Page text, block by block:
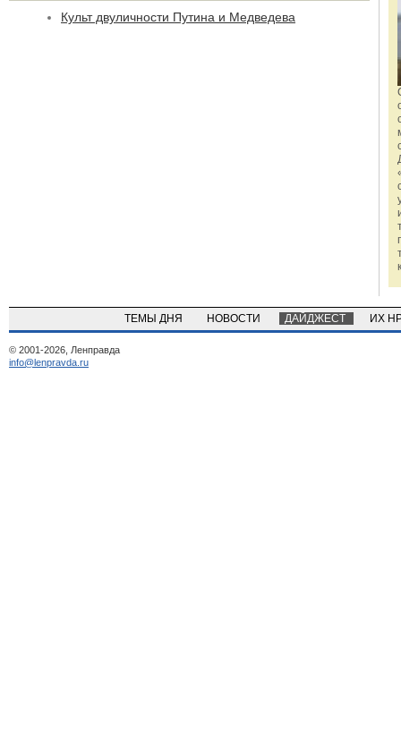
Культ двуличности Путина и Медведева
ТЕМЫ ДНЯ НОВОСТИ ДАЙДЖЕСТ ИХ
© 2001-2026, Ленправда
info@lenpravda.ru